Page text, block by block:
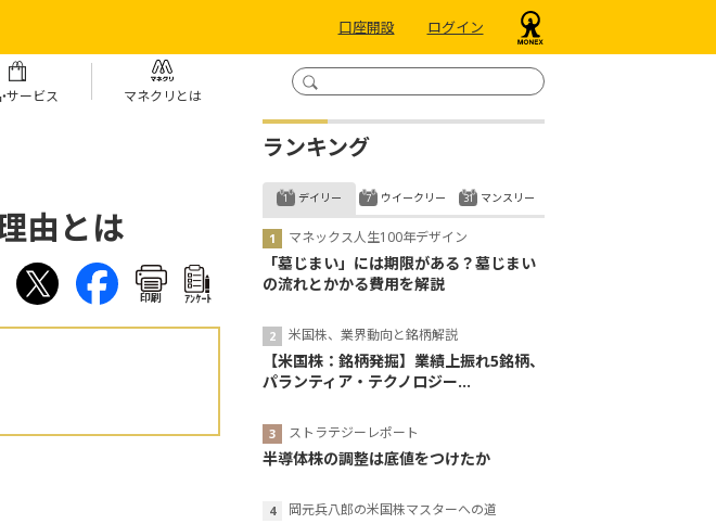
口座開設 ログイン
サービス マネクリとは
由とは
印刷 ｱﾝｹｰﾄ
ランキング
デイリー
マネックス人生100年デザイン
「墓じまい」には期限がある？墓じまい
の流れとかかる費用を解説
米国株、業界動向と銘柄解説
【米国株：銘柄発掘】業績上振れ5銘柄、
パランティア・テクノロジー...
ストラテジーレポート
半導体株の調整は底値をつけたか
岡元兵八郎の米国株マスターへの道
ウイークリー マンスリー